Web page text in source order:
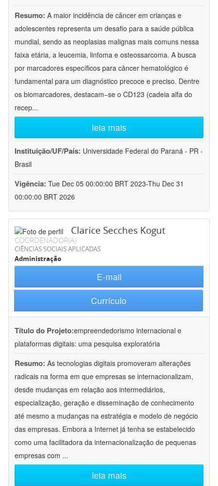
Resumo: A maior incidência de câncer em crianças e
adolescentes representa um desafio para a saúde pública
mundial, sendo as neoplasias malignas mais comuns nessa
faixa etária, a leucemia, linfoma e osteossarcoma. A busca
por marcadores específicos para câncer hematológico é
fundamental para um diagnóstico precoce e preciso. Dentre
os biomarcadores, destacam−se o CD123 (cadeia alfa do
recep...
leia mais
Instituição/UF/País: Universidade Federal do Paraná - PR -
Brasil
Vigência: Tue Dec 05 00:00:00 BRT 2023-Thu Dec 31
00:00:00 BRT 2026
Clarice Secches Kogut
COORDENADOR(A)
CIÊNCIAS SOCIAIS APLICADAS
Administração
E-mail
Currículo
Título do Projeto:empreendedorismo internacional e
plataformas digitais: uma pesquisa exploratória
Resumo: As tecnologias digitais promoveram alterações
radicais na forma em que empresas se internacionalizam,
desde mudanças em relação aos intermediários,
especialização, geração e disseminação de conhecimento
até mesmo a mudanças na estratégia e modelo de negócio
das empresas. Embora a Internet já tenha se estabelecido
como uma facilitadora da internacionalização de pequenas
empresas com ...
leia mais